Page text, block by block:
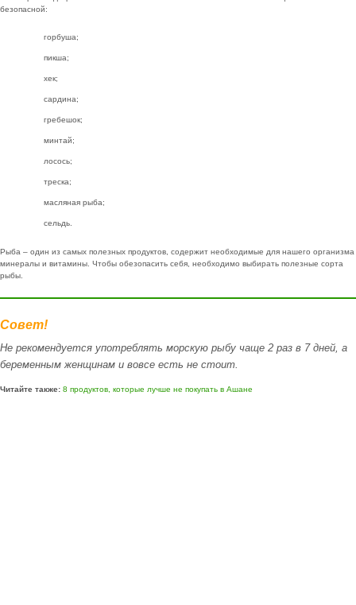
безопасной:
горбуша;
пикша;
хек;
сардина;
гребешок;
минтай;
лосось;
треска;
масляная рыба;
сельдь.
Рыба – один из самых полезных продуктов, содержит необходимые для нашего организма
минералы и витамины. Чтобы обезопасить себя, необходимо выбирать полезные сорта
рыбы.
Совет!
Не рекомендуется употреблять морскую рыбу чаще 2 раз в 7 дней, а
беременным женщинам и вовсе есть не стоит.
Читайте также: 8 продуктов, которые лучше не покупать в Ашане